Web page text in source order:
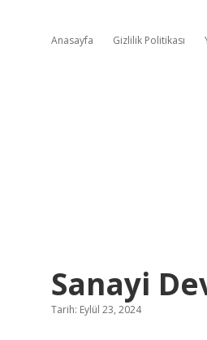
Anasayfa Gizlilik Politikası
Sanayi
Tarih: Eylül 23, 2024